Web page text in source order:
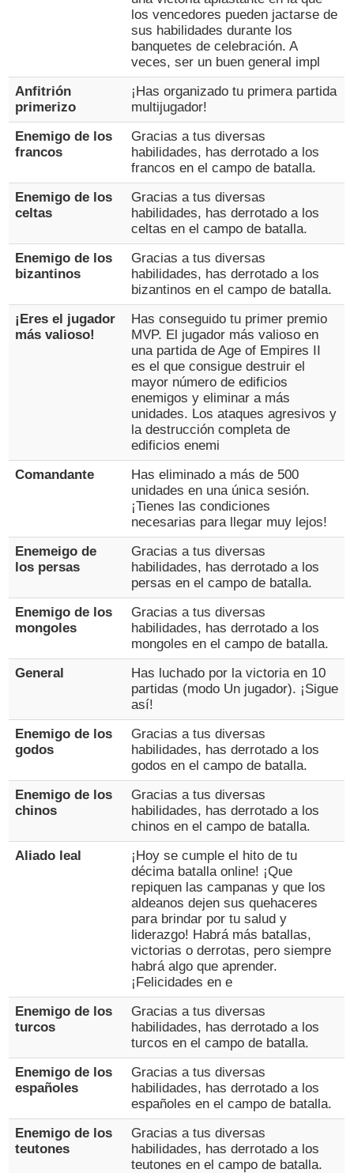
los vencedores pueden jactarse de
sus habilidades durante los
banquetes de celebración. A
veces, ser un buen general impl
Anfitrión
primerizo
¡Has organizado tu primera partida
multijugador!
Enemigo de los
francos
Gracias a tus diversas
habilidades, has derrotado a los
francos en el campo de batalla.
Enemigo de los
celtas
Gracias a tus diversas
habilidades, has derrotado a los
celtas en el campo de batalla.
Enemigo de los
bizantinos
Gracias a tus diversas
habilidades, has derrotado a los
bizantinos en el campo de batalla.
¡Eres el jugador
más valioso!
Has conseguido tu primer premio
MVP. El jugador más valioso en
una partida de Age of Empires II
es el que consigue destruir el
mayor número de edificios
enemigos y eliminar a más
unidades. Los ataques agresivos y
la destrucción completa de
edificios enemi
Comandante
Has eliminado a más de 500
unidades en una única sesión.
¡Tienes las condiciones
necesarias para llegar muy lejos!
Enemeigo de
los persas
Gracias a tus diversas
habilidades, has derrotado a los
persas en el campo de batalla.
Enemigo de los
mongoles
Gracias a tus diversas
habilidades, has derrotado a los
mongoles en el campo de batalla.
General
Has luchado por la victoria en 10
partidas (modo Un jugador). ¡Sigue
así!
Enemigo de los
godos
Gracias a tus diversas
habilidades, has derrotado a los
godos en el campo de batalla.
Enemigo de los
chinos
Gracias a tus diversas
habilidades, has derrotado a los
chinos en el campo de batalla.
Aliado leal
¡Hoy se cumple el hito de tu
décima batalla online! ¡Que
repiquen las campanas y que los
aldeanos dejen sus quehaceres
para brindar por tu salud y
liderazgo! Habrá más batallas,
victorias o derrotas, pero siempre
habrá algo que aprender.
¡Felicidades en e
Enemigo de los
turcos
Gracias a tus diversas
habilidades, has derrotado a los
turcos en el campo de batalla.
Enemigo de los
españoles
Gracias a tus diversas
habilidades, has derrotado a los
españoles en el campo de batalla.
Enemigo de los
teutones
Gracias a tus diversas
habilidades, has derrotado a los
teutones en el campo de batalla.